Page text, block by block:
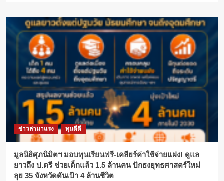
ข่าวล่ามาแรง ทุนดีดี
มูลนิธิศุภนิมิตฯ มอบทุนเรียนฟรี-เคลียร์ค่าใช้จ่ายแฝง! ดูแล
ยาวถึง ป.ตรี ช่วยเด็กแล้ว 1.5 ล้านคน ปักธงยุทธศาสตร์ใหม่
ลุย 35 จังหวัดดันเป้า 4 ล้านชีวิต